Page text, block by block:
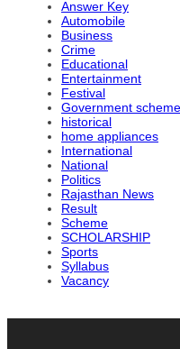
Answer Key
Automobile
Business
Crime
Educational
Entertainment
Festival
Government scheme
historical
home appliances
International
National
Politics
Rajasthan News
Result
Scheme
SCHOLARSHIP
Sports
Syllabus
Vacancy